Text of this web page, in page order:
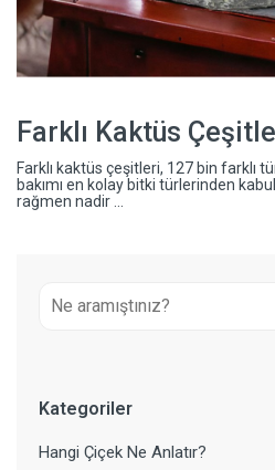
Farklı Kaktüs
Farklı kaktüs çeşitleri, 127 bin farklı
bakımı en kolay bitki türlerinden
rağmen nadir ...
Kategoriler
Hangi Çiçek Ne Anlatır?